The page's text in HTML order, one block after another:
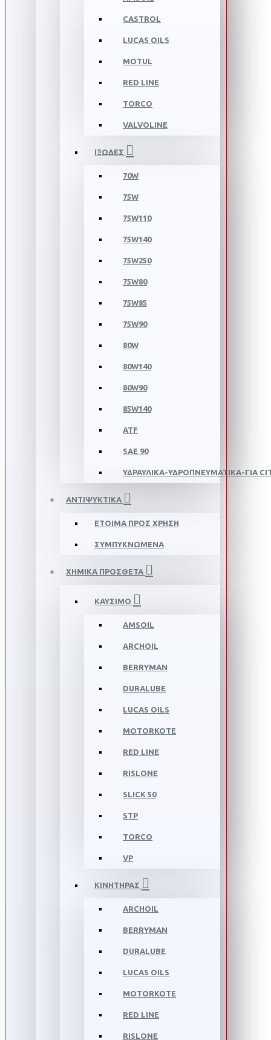
CASTROL
LUCAS OILS
MOTUL
RED LINE
TORCO
VALVOLINE
ΙΞΩΔΕΣ
70W
75W
75W110
75W140
75W250
75W80
75W85
75W90
80W
80W140
80W90
85W140
ATF
SAE 90
ΥΔΡΑΥΛΙΚΑ-ΥΔΡΟΠΝΕΥΜΑΤΙΚΑ-ΓΙΑ
ΑΝΤΙΨΥΚΤΙΚΑ
ΕΤΟΙΜΑ ΠΡΟΣ ΧΡΗΣΗ
ΣΥΜΠΥΚΝΩΜΕΝΑ
ΧΗΜΙΚΑ ΠΡΟΣΘΕΤΑ
ΚΑΥΣΙΜΟ
AMSOIL
ARCHOIL
BERRYMAN
DURALUBE
LUCAS OILS
MOTORKOTE
RED LINE
RISLONE
SLICK 50
STP
TORCO
VP
ΚΙΝΗΤΗΡΑΣ
ARCHOIL
BERRYMAN
DURALUBE
LUCAS OILS
MOTORKOTE
RED LINE
RISLONE